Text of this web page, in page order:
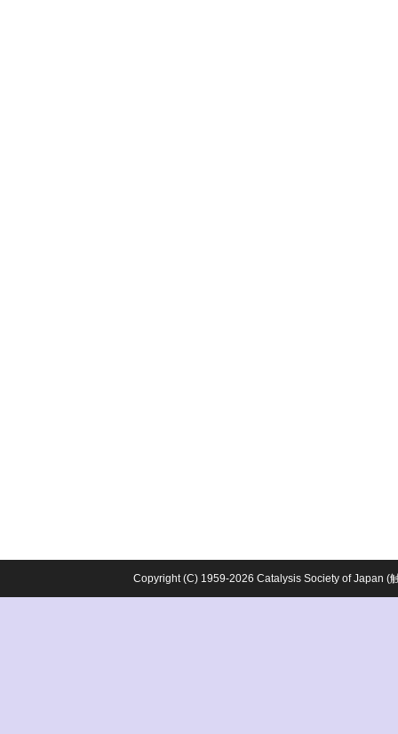
Copyright (C) 1959-2026 Catalysis Society of Japan (